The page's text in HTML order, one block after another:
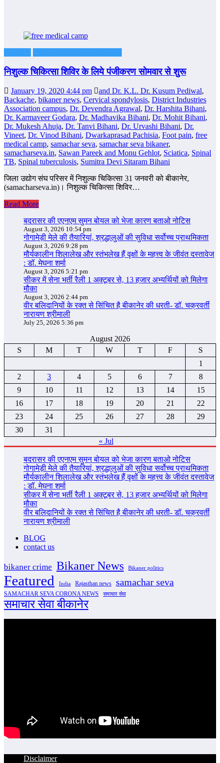
निशुल्क चिकित्सा शिविर के लिये पंजीकरण सोमवार से शुरू
January 19, 2020 4:44 pm and Dr. K.L. Dr. Kusum Pediwal,
Backache, bikaner news, Cervical spondylosis, District Industries
Association campus, Dr. Devendra Agrawal, Dr. Harshita Bihani,
Dr. Karmaveer Godara, Dr. Madhavika Bihani, Dr. Mohit Bihani,
Dr. Mukesh Ahuja, Dr. Tanvi Bihani, Dr. Urvashi Bihani, Dr.
Vineet, Dr. Vinod Bihani, Dwarkaprasad Pachisia, Foot pain, free
medical camp, samachar seva, samachar seva bikaner,
samacharseva.in, Sawan Pareek and Monu Gehlot, Sciatica, Spinal
TB, Spinal tuberculosis, Sumitra Devi Sitaram Bihani
जिला उद्योग संघ परिसर में निशुल्‍क चिकित्‍सा 31 जनवरी को बीकानेर,
(samacharseva.in)। निशुल्क चिकित्सा शिविर…
Read More
बदरासर की एएनएम सुमन बोयल को भेजा कारण बताओ नोटिस
August 3, 2026 10:54 pm
गोगामेड़ी मेले की तैयारियां, श्रद्धालुओं की सुविधा सर्वोच्च प्राथमिकता
August 3, 2026 9:28 pm
मौर्यकालीन शिलालेख और स्तंभलेख हैं वृक्षों के महत्त्व के जीवंत दस्तावेज
: डॉ. मेघना शर्मा
August 3, 2026 5:21 pm
सीकर में सेना भर्ती रैली 1 अक्टूबर से, 13 हजार अभ्यर्थियों को मिलेगा
मौका
August 3, 2026 2:44 pm
वीर बलिदानियों के रक्त से सिंचित है बीकानेर की धरती- डॉ. चक्रवर्ती
नारायण श्रीमाली
July 25, 2026 5:36 pm
August 2026
S
M T W T F
S
1
2
3 4 5 6 7
8
9
10 11 12 13 14
15
16
17 18 19 20 21
22
23
24 25 26 27 28
29
30
31
« Jul
बदरासर की एएनएम सुमन बोयल को भेजा कारण बताओ नोटिस
गोगामेड़ी मेले की तैयारियां, श्रद्धालुओं की सुविधा सर्वोच्च प्राथमिकता
मौर्यकालीन शिलालेख और स्तंभलेख हैं वृक्षों के महत्त्व के जीवंत दस्तावेज
: डॉ. मेघना शर्मा
सीकर में सेना भर्ती रैली 1 अक्टूबर से, 13 हजार अभ्यर्थियों को मिलेगा
मौका
वीर बलिदानियों के रक्त से सिंचित है बीकानेर की धरती- डॉ. चक्रवर्ती
नारायण श्रीमाली
BLOG
contact us
bikaner crime Bikaner News Bikaner politics
Featured India Rajasthan news samachar seva
SAMACHAR SEVA CORONA NEWS समाचार सेवा
समाचार सेवा बीकानेर
Disclaimer